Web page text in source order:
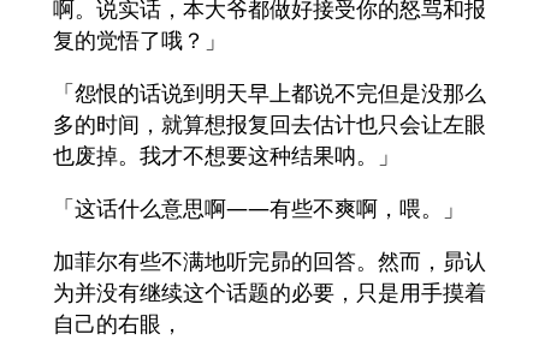
啊。说实话，本大爷都做好接受你的怒骂和报
复的觉悟了哦？」
「怨恨的话说到明天早上都说不完但是没那么
多的时间，就算想报复回去估计也只会让左眼
也废掉。我才不想要这种结果呐。」
「这话什么意思啊——有些不爽啊，喂。」
加菲尔有些不满地听完昴的回答。然而，昴认
为并没有继续这个话题的必要，只是用手摸着
自己的右眼，